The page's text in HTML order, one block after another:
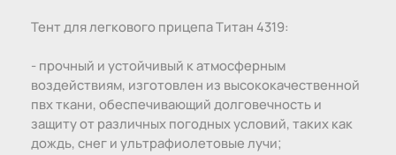
Тент для легкового прицепа Титан 4319:
- прочный и устойчивый к атмосферным
воздействиям, изготовлен из высококачественной
пвх ткани, обеспечивающий долговечность и
защиту от различных погодных условий, таких как
дождь, снег и ультрафиолетовые лучи;